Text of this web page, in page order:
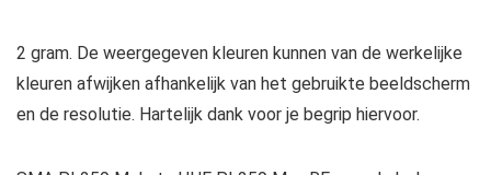
2 gram. De weergegeven kleuren kunnen van de werkelijke
kleuren afwijken afhankelijk van het gebruikte beeldscherm
en de resolutie. Hartelijk dank voor je begrip hiervoor.